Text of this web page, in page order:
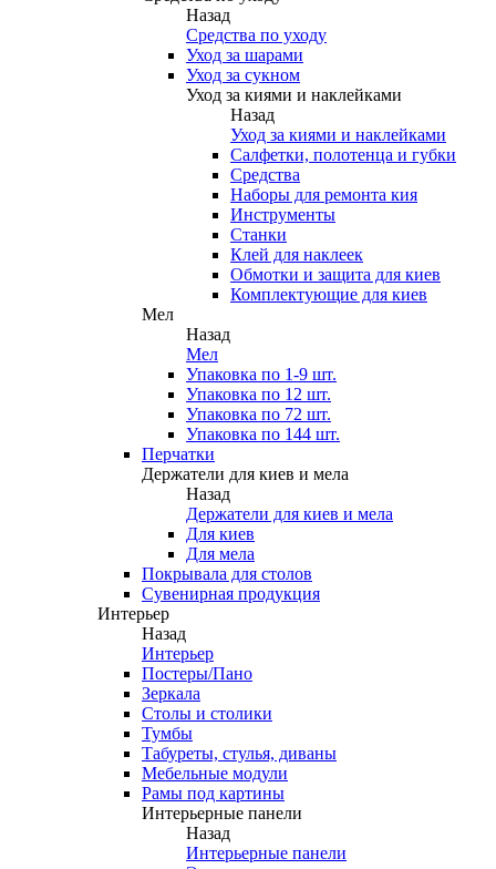
Назад
Средства по уходу
Уход за шарами
Уход за сукном
Уход за киями и наклейками
Назад
Уход за киями и наклейками
Салфетки, полотенца и губки
Средства
Наборы для ремонта кия
Инструменты
Станки
Клей для наклеек
Обмотки и защита для киев
Комплектующие для киев
Мел
Назад
Мел
Упаковка по 1-9 шт.
Упаковка по 12 шт.
Упаковка по 72 шт.
Упаковка по 144 шт.
Перчатки
Держатели для киев и мела
Назад
Держатели для киев и мела
Для киев
Для мела
Покрывала для столов
Сувенирная продукция
Интерьер
Назад
Интерьер
Постеры/Пано
Зеркала
Столы и столики
Тумбы
Табуреты, стулья, диваны
Мебельные модули
Рамы под картины
Интерьерные панели
Назад
Интерьерные панели